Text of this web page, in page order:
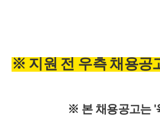
※ 지원 전 우측 채용공
※ 본 채용공고는 '